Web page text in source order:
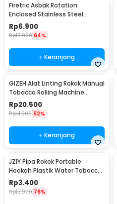
Firetric Asbak Rotation
Enclosed Stainless Steel
Portable Ashtray - JL32
Rp6.900
Rp18.900 64%
+ Keranjang
GIZEH Alat Linting Rokok Manual
Tobacco Rolling Machine
8x70mm - GU222
Rp20.500
Rp41.900 52%
+ Keranjang
JZIY Pipa Rokok Portable
Hookah Plastik Water Tobacco
Smoking Pipe - JY-101
Rp3.400
Rp13.900 76%